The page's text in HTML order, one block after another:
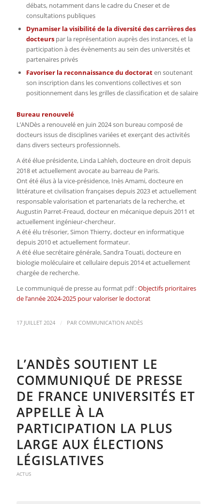
débats, notamment dans le cadre du Cneser et de
consultations publiques
Dynamiser la visibilité de la diversité des carrières des
docteurspar la représentation auprès des instances, et la
participation à des évènements au sein des universités et
partenaires privés
Favoriser la reconnaissance du doctoraten soutenant
son inscription dans les conventions collectives et son
positionnement dans les grilles de classification et de salaire
Bureau renouvelé
L’ANDès a renouvelé en juin 2024 son bureau composé de
docteurs issus de disciplines variées et exerçant des activités
dans divers secteurs professionnels.
A été élue présidente, Linda Lahleh, docteure en droit depuis
2018 et actuellement avocate au barreau de Paris.
Ont été élus à la vice-présidence, Inès Amami, docteure en
littérature et civilisation françaises depuis 2023 et actuellement
responsable valorisation et partenariats de la recherche, et
Augustin Parret-Freaud, docteur en mécanique depuis 2011 et
actuellement ingénieur-chercheur.
A été élu trésorier, Simon Thierry, docteur en informatique
depuis 2010 et actuellement formateur.
A été élue secrétaire générale, Sandra Touati, docteure en
biologie moléculaire et cellulaire depuis 2014 et actuellement
chargée de recherche.
Le communiqué de presse au format pdf :Objectifs prioritaires
de l’année 2024-2025 pour valoriser le doctorat
17 JUILLET 2024 / PAR COMMUNICATION ANDÈS
L’ANDÈS SOUTIENT LE
COMMUNIQUÉ DE PRESSE
DE FRANCE UNIVERSITÉS ET
APPELLE À LA
PARTICIPATION LA PLUS
LARGE AUX ÉLECTIONS
LÉGISLATIVES
ACTUS